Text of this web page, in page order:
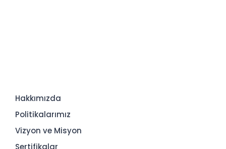
Hakkımızda
Politikalarımız
Vizyon ve Misyon
Sertifikalar